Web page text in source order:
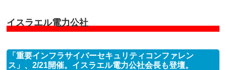
イスラエル電力公社
「重要インフラサイバーセキュリティコンファレン
ス」、2/21開催。イスラエル電力公社会長も登壇。